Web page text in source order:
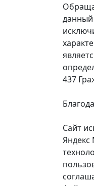
данный
437
Сайт